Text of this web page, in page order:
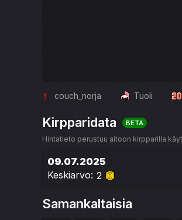
couch_norja Tuoli
Kirpparidata BETA
Hintatieto perustuu aitoon kirpparilla
09.07.2025
Keskiarvo: 2
Samankaltaisia